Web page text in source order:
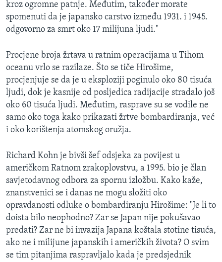
kroz ogromne patnje. Međutim, također morate
spomenuti da je japansko carstvo između 1931. i 1945.
odgovorno za smrt oko 17 milijuna ljudi."
Procjene broja žrtava u ratnim operacijama u Tihom
oceanu vrlo se razilaze. Što se tiče Hirošime,
procjenjuje se da je u eksploziji poginulo oko 80 tisuća
ljudi, dok je kasnije od posljedica radijacije stradalo još
oko 60 tisuća ljudi. Međutim, rasprave su se vodile ne
samo oko toga kako prikazati žrtve bombardiranja, već
i oko korištenja atomskog oružja.
Richard Kohn je bivši šef odsjeka za povijest u
američkom Ratnom zrakoplovstvu, a 1995. bio je član
savjetodavnog odbora za spornu izložbu. Kako kaže,
znanstvenici se i danas ne mogu složiti oko
opravdanosti odluke o bombardiranju Hirošime: "Je li to
doista bilo neophodno? Zar se Japan nije pokušavao
predati? Zar ne bi invazija Japana koštala stotine tisuća,
ako ne i milijune japanskih i američkih života? O svim
se tim pitanjima raspravljalo kada je predsjednik